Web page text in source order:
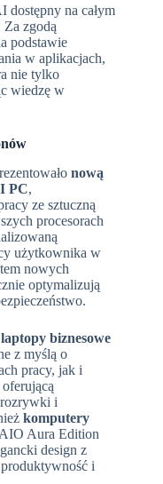
dostępny na całym
Za zgodą
podstawie
w aplikacjach,
nie tylko
wiedzę w
nową
PC,
ze sztuczną
procesorach
użytkownika w
nowych
optymalizują
laptopy biznesowe
z myślą o
pracy, jak i
oferującą
rozrywki i
komputery
Aura Edition
design z
i